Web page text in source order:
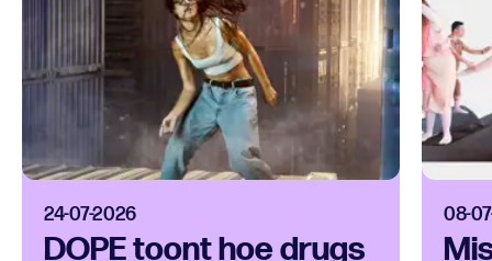
24-07-2026
DOPE toont hoe drugs
08-